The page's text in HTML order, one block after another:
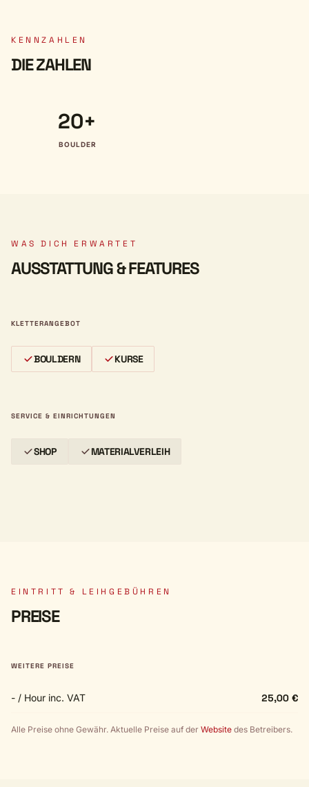
KENNZAHLEN
DIE ZAHLEN
20+
BOULDER
WAS DICH ERWARTET
AUSSTATTUNG & FEATURES
KLETTERANGEBOT
BOULDERN KURSE
SERVICE & EINRICHTUNGEN
SHOP MATERIALVERLEIH
EINTRITT & LEIHGEBÜHREN
PREISE
WEITERE PREISE
- / Hour inc. VAT 25,00 €
Alle Preise ohne Gewähr. Aktuelle Preise auf der Website des Betreibers.